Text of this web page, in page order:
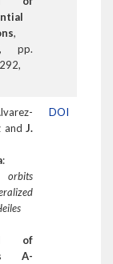
,
pp.
andJ.
:
orbits
of
A-
DOI